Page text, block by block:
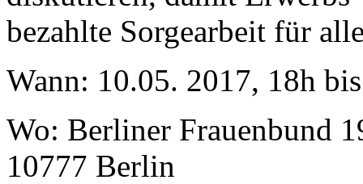
bezahlte Sorgearbeit für
Wann: 10.05. 2017, 18h
Wo: Berliner Frauenbund
10777 Berlin